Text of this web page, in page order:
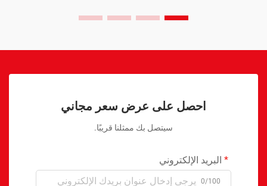
احصل على عرض سعر مجاني
سيتصل بك ممثلنا قريبًا.
البريد الإلكتروني
0/100